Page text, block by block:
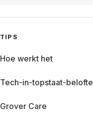
TIPS
Hoe werkt het
Tech-in-topstaat-belofte
Grover Care